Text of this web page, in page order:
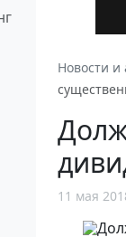
Новости и
11 мая